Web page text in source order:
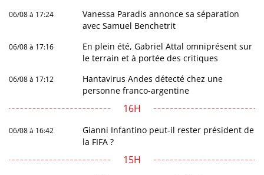
06/08 à 17:24
Vanessa Paradis annonce sa séparation
avec Samuel Benchetrit
06/08 à 17:16
En plein été, Gabriel Attal omniprésent sur
le terrain et à portée des critiques
06/08 à 17:12
Hantavirus Andes détecté chez une
personne franco-argentine
16H
06/08 à 16:42
Gianni Infantino peut-il rester président de
la FIFA ?
15H